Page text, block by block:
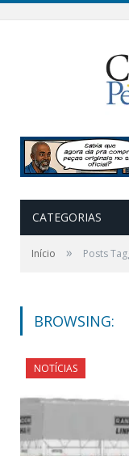
CATEGORIAS
Início » Posts
BROWSING:
NOTÍCIAS